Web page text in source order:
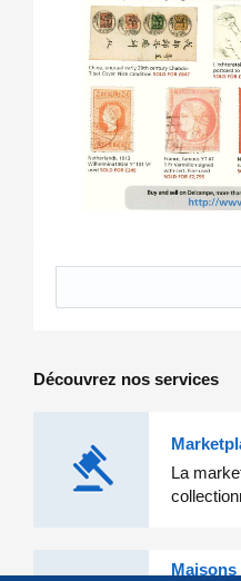
Découvrez nos services
La
Maisons